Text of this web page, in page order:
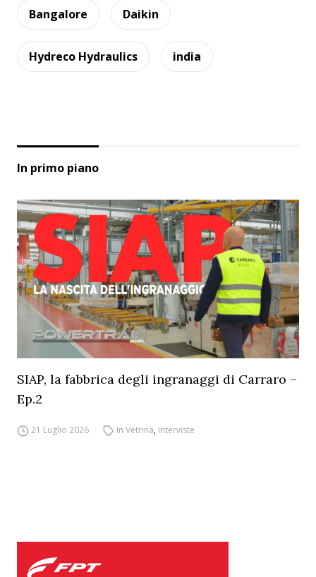
Bangalore Daikin
Hydreco Hydraulics india
In primo piano
SIAP, la fabbrica degli ingranaggi di Carraro –
Ep.2
21 Luglio 2026 In Vetrina, Interviste